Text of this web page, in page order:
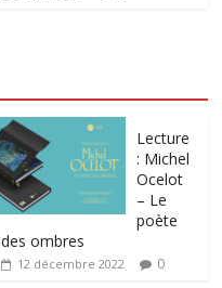
Lecture
: Michel
Ocelot
– Le
poète
des ombres
12 décembre 2022 0